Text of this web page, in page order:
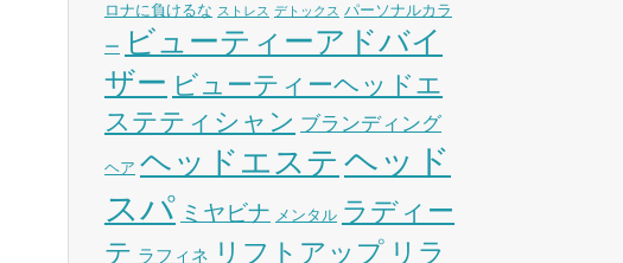
ロナに負けるな ストレス デトックス パーソナルカラ
ー
ビューティーアドバイ
ザー ビューティーヘッドエ
ステティシャン ブランディング
ヘア ヘッドエステ ヘッド
スパ ミヤビナ メンタル ラディー
テ ラフィネ リフトアップ リラ